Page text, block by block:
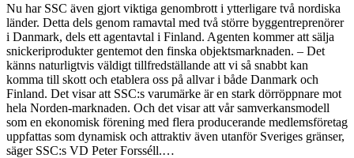
Nu har SSC även gjort viktiga genombrott i ytterligare två nordiska
länder. Detta dels genom ramavtal med två större byggentreprenörer
i Danmark, dels ett agentavtal i Finland. Agenten kommer att sälja
snickeriprodukter gentemot den finska objektsmarknaden. – Det
känns naturligtvis väldigt tillfredställande att vi så snabbt kan
komma till skott och etablera oss på allvar i både Danmark och
Finland. Det visar att SSC:s varumärke är en stark dörröppnare mot
hela Norden-marknaden. Och det visar att vår samverkansmodell
som en ekonomisk förening med flera producerande medlemsföretag
uppfattas som dynamisk och attraktiv även utanför Sveriges gränser,
säger SSC:s VD Peter Forsséll.…